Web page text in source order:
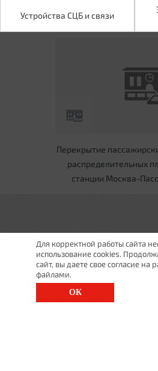
Устройства СЦБ и связи
Перекрытие
распределительных
станции Москва-
Для корректной работы сайта
использование cookies.
сайт, вы даете свое согласие на
файлами.
ОК